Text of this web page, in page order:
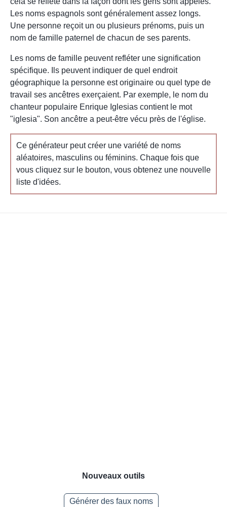
Les noms espagnols sont généralement assez longs.
Une personne reçoit un ou plusieurs prénoms, puis un
nom de famille paternel de chacun de ses parents.
Les noms de famille peuvent refléter une signification
spécifique. Ils peuvent indiquer de quel endroit
géographique la personne est originaire ou quel type de
travail ses ancêtres exerçaient. Par exemple, le nom du
chanteur populaire Enrique Iglesias contient le mot
"iglesia". Son ancêtre a peut-être vécu près de l'église.
Ce générateur peut créer une variété de noms
aléatoires, masculins ou féminins. Chaque fois que
vous cliquez sur le bouton, vous obtenez une nouvelle
liste d'idées.
Nouveaux outils
Générer des faux noms